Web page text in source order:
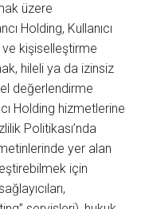
üzere
Holding, Kullanıcı
kişiselleştirme
hileli ya da izinsiz
değerlendirme
Holding hizmetlerine
Politikası’nda
yer alan
için